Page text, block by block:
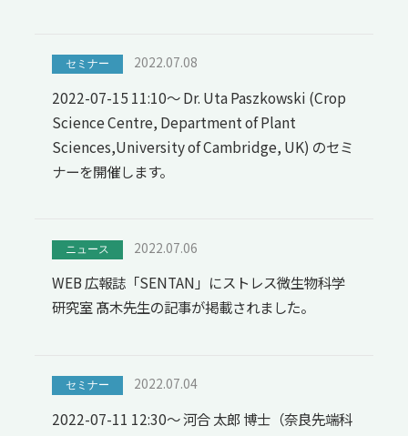
セミナー 2022.07.08
2022-07-15 11:10～ Dr. Uta Paszkowski (Crop
Science Centre, Department of Plant
Sciences,University of Cambridge, UK) のセミ
ナーを開催します。
ニュース 2022.07.06
WEB 広報誌「SENTAN」にストレス微生物科学
研究室 髙木先生の記事が掲載されました。
セミナー 2022.07.04
2022-07-11 12:30～ 河合 太郎 博士（奈良先端科